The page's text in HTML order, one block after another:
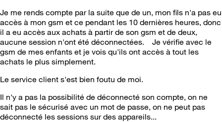
Je me rends compte par la suite que de un, mon fils n'a pas eu
accès à mon gsm et ce pendant les 10 dernières heures, donc
il a eu accès aux achats à partir de son gsm et de deux,
aucune session n'ont été déconnectées. Je vérifie avec le
gsm de mes enfants et je vois qu'ils ont accès à tout les
achats le plus simplement.
Le service client s'est bien foutu de moi.
Il n'y a pas la possibilité de déconnecté son compte, on ne
sait pas le sécurisé avec un mot de passe, on ne peut pas
déconnecté les sessions sur des appareils...